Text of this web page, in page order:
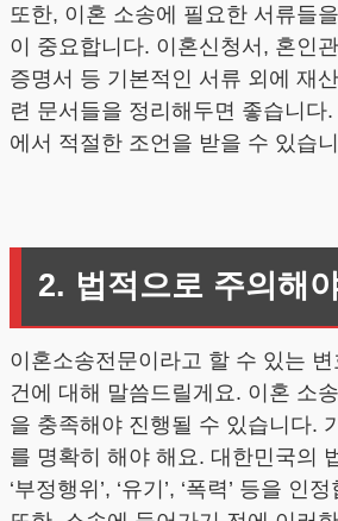
또한, 이혼 소송에 필요한 서류들
이 중요합니다. 이혼신청서, 혼인
증명서 등 기본적인 서류 외에 재
련 문서들을 정리해두면 좋습니다
에서 적절한 조언을 받을 수 있습
2. 법적으로 주의해
이혼소송전문이라고 할 수 있는
건에 대해 말씀드릴게요. 이혼 소
을 충족해야 진행될 수 있습니다.
를 명확히 해야 해요. 대한민국의
‘부정행위’, ‘유기’, ‘폭력’ 등을 인